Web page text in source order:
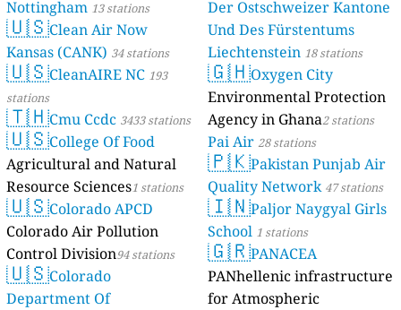
Nottingham 13 stations
🇺🇸Clean Air Now
Kansas (CANK) 34 stations
🇺🇸CleanAIRE NC 193
stations
🇹🇭Cmu Ccdc 3433 stations
🇺🇸College Of Food
Agricultural and Natural
Resource Sciences1 stations
🇺🇸Colorado APCD
Colorado Air Pollution
Control Division94 stations
🇺🇸Colorado
Department Of
Der Ostschweizer Kantone
Und Des Fürstentums
Liechtenstein 18 stations
🇬🇭Oxygen City
Environmental Protection
Agency in Ghana2 stations
Pai Air 28 stations
🇵🇰Pakistan Punjab Air
Quality Network 47 stations
🇮🇳Paljor Naygyal Girls
School 1 stations
🇬🇷PANACEA
PANhellenic infrastructure
for Atmospheric